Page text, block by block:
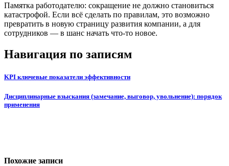
Памятка работодателю: сокращение не должно становиться
катастрофой. Если всё сделать по правилам, это возможно
превратить в новую страницу развития компании, а для
сотрудников — в шанс начать что-то новое.
Навигация по записям
KPI ключевые показатели эффективности
Дисциплинарные взыскания (замечание, выговор, увольнение): порядок
применения
Похожие записи